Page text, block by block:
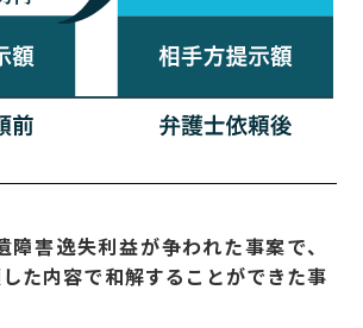
障害逸失利益が争われた事案で、
た内容で和解することができた事